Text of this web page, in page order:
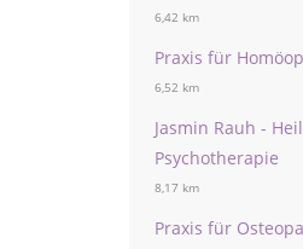
6,42 km
Praxis für
6,52 km
Jasmin Rauh -
Psychotherapie
8,17 km
Praxis für